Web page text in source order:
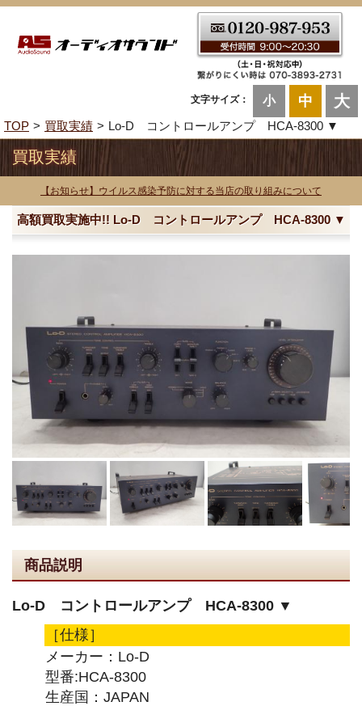
文字サイズ： 小 中 大
TOP 買取実績 Lo-D コントロールアンプ HCA-8300 ▼
買取実績
【お知らせ】ウイルス感染予防に対する当店の取り組みについて
高額買取実施中!! Lo-D コントロールアンプ HCA-8300 ▼
商品説明
Lo-D コントロールアンプ HCA-8300 ▼
［仕様］
メーカー：Lo-D
型番:HCA-8300
生産国：JAPAN